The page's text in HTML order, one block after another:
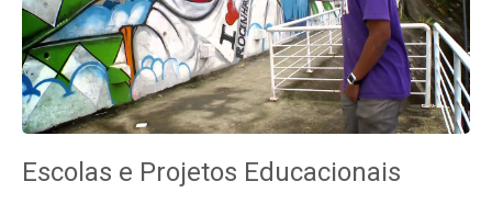
Escolas e Projetos Educacionais